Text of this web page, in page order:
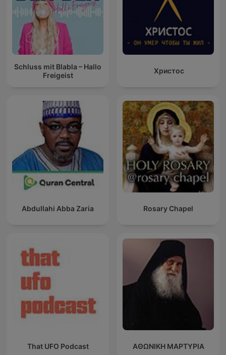
Schluss mit Blabla – Hallo
Freigeist
Христос
Abdullahi Abba Zaria Rosary Chapel
That UFO Podcast ΑΘΩΝΙΚΗ ΜΑΡΤΥΡΙΑ